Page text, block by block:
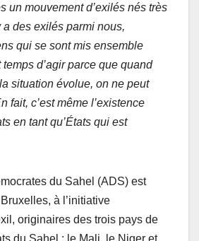
un mouvement d’exilés nés très
des exilés parmi nous,
qui se sont mis ensemble
temps d’agir parce que quand
situation évolue, on ne peut
fait, c’est même l’existence
en tant qu’États qui est
du Sahel (ADS) est
à l’initiative
originaires des trois pays de
du Sahel : le Mali, le Niger et